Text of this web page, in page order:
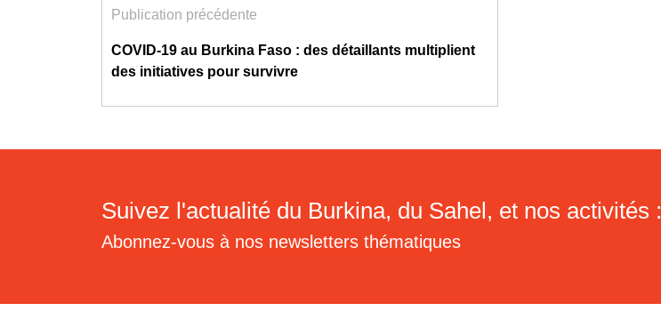
Publication précédente
COVID-19 au Burkina Faso : des détaillants multiplient
des initiatives pour survivre
Suivez l'actualité du Burkina, du Sahel, et nos activités :
Abonnez-vous à nos newsletters thématiques